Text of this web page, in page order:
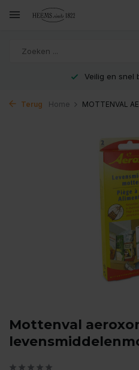
Veilig en snel
Terug Home MOTTENVAL
Mottenval